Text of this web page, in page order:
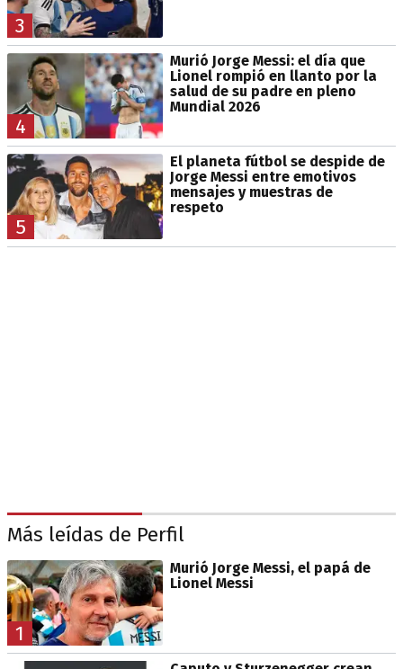
3
4
Murió Jorge Messi: el día que
Lionel rompió en llanto por la
salud de su padre en pleno
Mundial 2026
5
El planeta fútbol se despide de
Jorge Messi entre emotivos
mensajes y muestras de
respeto
Más leídas de Perfil
1
Murió Jorge Messi, el papá de
Lionel Messi